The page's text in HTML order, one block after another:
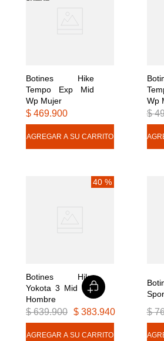
Botines Hike
Tempo Exp Mid
Wp Mujer
$ 469.900
Wp
$
40 %
Botines Hike
Yokota 3 Mid Wp
Hombre
$ 639.900 $ 383.940 $